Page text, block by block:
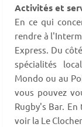
Activités et
En ce qui
rendre à
Express. Du
spécialités
Mondo ou au
vous pouvez
Rugby's Bar.
voir la Le